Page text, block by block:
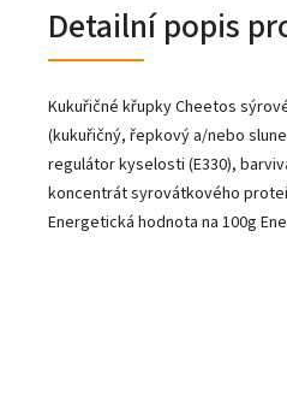
Detailní popis
Kukuřičné křupky Cheetos
(kukuřičný, řepkový a/nebo
regulátor kyselosti (E330),
koncentrát syrovátkového
Energetická hodnota na 100g